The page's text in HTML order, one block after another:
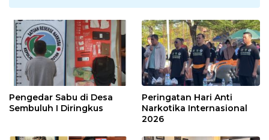
Pengedar Sabu di Desa
Sembuluh I Diringkus
Peringatan Hari Anti
Narkotika Internasional
2026